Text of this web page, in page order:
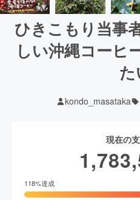
ひきこもり当事
しい沖縄コーヒ
kondo_masataka
現在の
118%達成